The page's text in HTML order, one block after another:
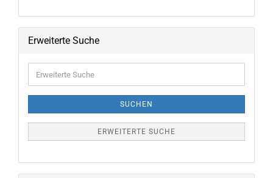
Erweiterte Suche
Suche
SUCHEN
ERWEITERTE SUCHE